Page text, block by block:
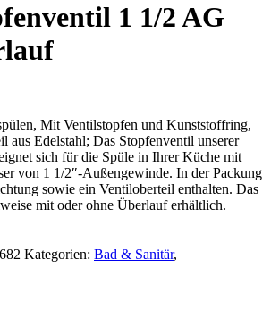
1 1/2 AG
Mit Ventilstopfen und Kunststoffring,
aus Edelstahl; Das Stopfenventil unserer
sich für die Spüle in Ihrer Küche mit
von 1 1/2″-Außengewinde. In der Packung
sowie ein Ventiloberteil enthalten. Das
mit oder ohne Überlauf erhältlich.
Kategorien: Bad & Sanitär,